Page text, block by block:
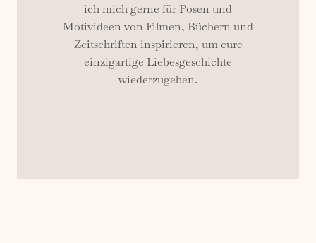
ich mich gerne für Posen und
Motivideen von Filmen, Büchern und
Zeitschriften inspirieren, um eure
einzigartige Liebesgeschichte
wiederzugeben.